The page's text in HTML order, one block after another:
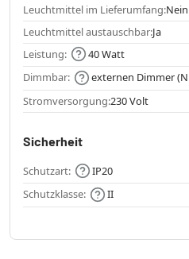
Leuchtmittel im Lieferumfang:Nein
Leuchtmittel austauschbar:Ja
Leistung:
40 Watt
Dimmbar:
externen Dimmer
Stromversorgung:230 Volt
Sicherheit
Schutzart:
IP20
Schutzklasse:
II